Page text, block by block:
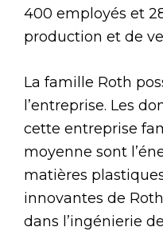
400 employés et
production et de
La famille Roth
l’entreprise. Les
cette entreprise
moyenne sont
matières
innovantes de
dans l’ingénierie